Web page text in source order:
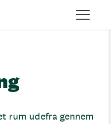
rum udefra gennem